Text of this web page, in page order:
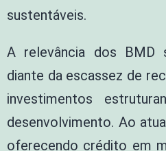
sustentáveis.
A relevância dos BMD
diante da escassez de
investimentos
desenvolvimento. Ao
oferecendo crédito em